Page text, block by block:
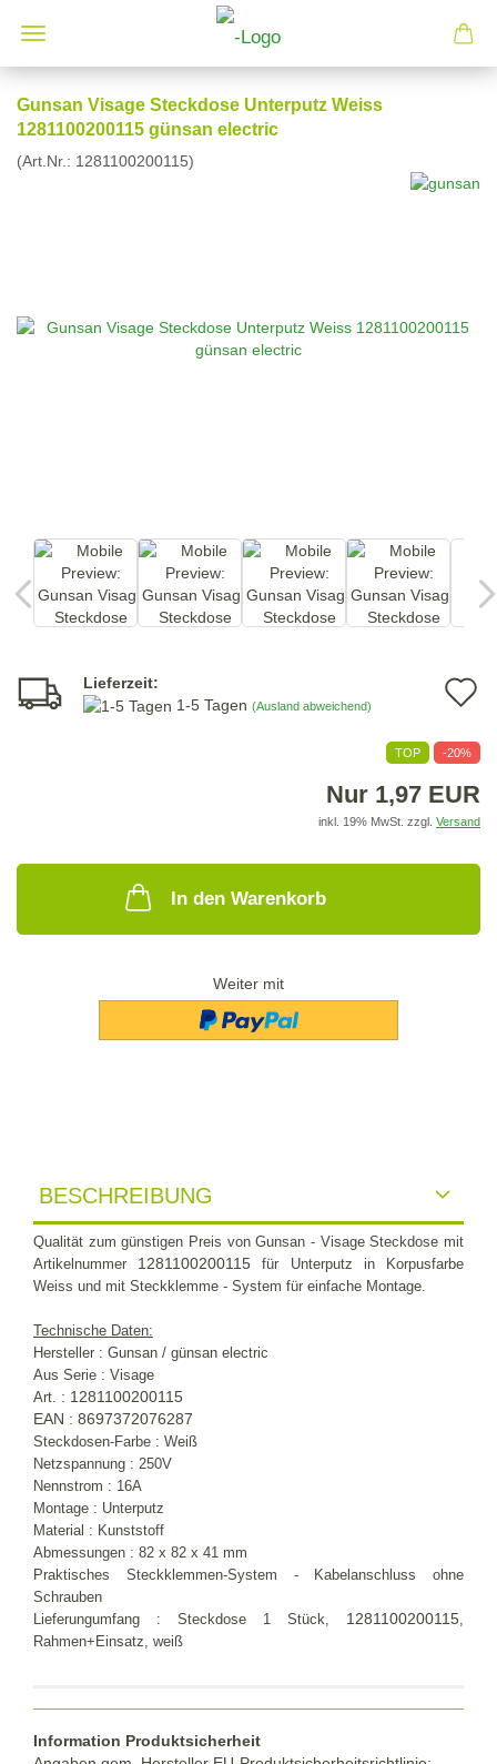
Gunsan Visage Steckdose Unterputz Weiss
1281100200115 günsan electric
(Art.Nr.: 1281100200115)
Lieferzeit:
1-5 Tagen (Ausland abweichend)
TOP -20%
Nur 1,97 EUR
inkl. 19% MwSt. zzgl. Versand
In den Warenkorb
Weiter mit
BESCHREIBUNG
Qualität zum günstigen Preis von Gunsan - Visage Steckdose mit
Artikelnummer 1281100200115für Unterputz in Korpusfarbe
Weiss und mit Steckklemme - System für einfache Montage.
Technische Daten:
Hersteller : Gunsan / günsan electric
Aus Serie : Visage
Art. : 1281100200115
EAN : 8697372076287
Steckdosen-Farbe : Weiß
Netzspannung : 250V
Nennstrom : 16A
Montage : Unterputz
Material : Kunststoff
Abmessungen : 82 x 82 x 41 mm
Praktisches Steckklemmen-System - Kabelanschluss ohne
Schrauben
Lieferungumfang : Steckdose 1 Stück, 1281100200115
Rahmen+Einsatz, weiß
Information Produktsicherheit